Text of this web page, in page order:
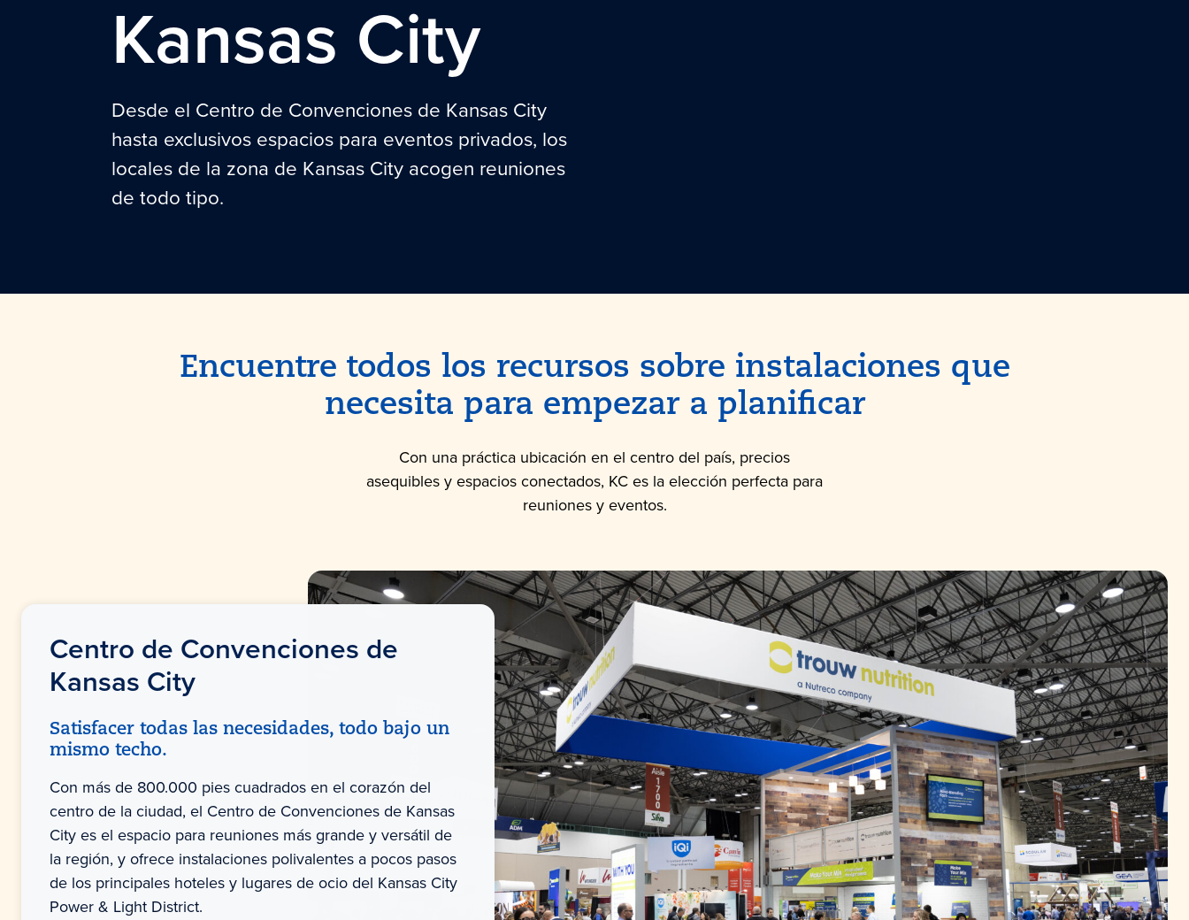
Kansas City
Desde el Centro de Convenciones de Kansas City
hasta exclusivos espacios para eventos privados, los
locales de la zona de Kansas City acogen reuniones
de todo tipo.
Encuentre todos los recursos sobre instalaciones que
necesita para empezar a planificar
Con una práctica ubicación en el centro del país, precios
asequibles y espacios conectados, KC es la elección perfecta para
reuniones y eventos.
Centro de Convenciones de
Kansas City
Satisfacer todas las necesidades, todo bajo un
mismo techo.
Con más de 800.000 pies cuadrados en el corazón del
centro de la ciudad, el Centro de Convenciones de Kansas
City es el espacio para reuniones más grande y versátil de
la región, y ofrece instalaciones polivalentes a pocos pasos
de los principales hoteles y lugares de ocio del Kansas City
Power & Light District.